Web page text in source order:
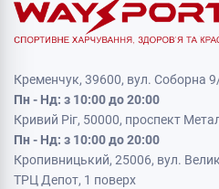
Кременчук, 39600, вул. Соборна
Пн - Нд: з 10:00 до 20:00
Кривий Ріг, 50000, проспект
Пн - Нд: з 10:00 до 20:00
Кропивницький, 25006, вул.
ТРЦ Депот, 1 поверх